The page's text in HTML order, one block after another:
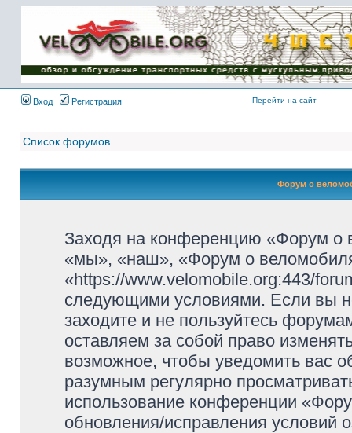
Имя пользователя:
Пароль:
{ LOG_ME_IN_SHORT
}
Вход
Регистрация Перейти на сайт
Список форумов
Форум о
Заходя на конференцию «Форум о
«мы», «наш», «Форум о
«https://www.velomobile.org:443/
следующими условиями. Если вы
заходите и не пользуйтесь
оставляем за собой право
возможное, чтобы уведомить вас
разумным регулярно
использование конференции
обновления/исправления условий